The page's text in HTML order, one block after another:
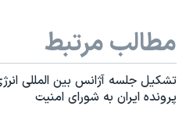
مطالب مرتبط
تشکيل جلسه آژانس بين المللی
پرونده ايران به شورای امنيت